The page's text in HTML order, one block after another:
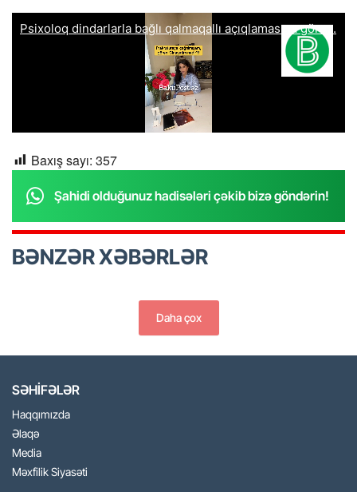
Baxış sayı: 357
Şahidi olduğunuz hadisələri çəkib bizə göndərin!
BƏNZƏR XƏBƏRLƏR
Daha çox
SƏHİFƏLƏR
Haqqımızda
Əlaqə
Media
Məxfilik Siyasəti